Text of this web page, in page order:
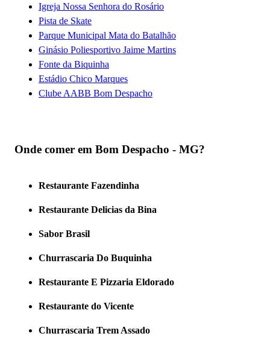
Igreja Nossa Senhora do Rosário
Pista de Skate
Parque Municipal Mata do Batalhão
Ginásio Poliesportivo Jaime Martins
Fonte da Biquinha
Estádio Chico Marques
Clube AABB Bom Despacho
Onde comer em Bom Despacho - MG?
Restaurante Fazendinha
Restaurante Delicias da Bina
Sabor Brasil
Churrascaria Do Buquinha
Restaurante E Pizzaria Eldorado
Restaurante do Vicente
Churrascaria Trem Assado